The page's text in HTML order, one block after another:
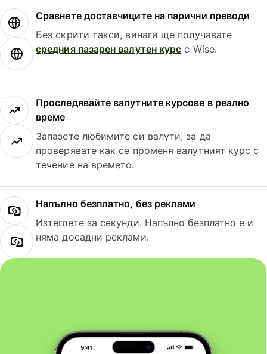
Сравнете доставчиците на парични преводи
Без скрити такси, винаги ще получавате
средния пазарен валутен курс с Wise.
Проследявайте валутните курсове в реално
време
Запазете любимите си валути, за да
проверявате как се променя валутният курс с
течение на времето.
Напълно безплатно, без реклами
Изтеглете за секунди. Напълно безплатно е и
няма досадни реклами.